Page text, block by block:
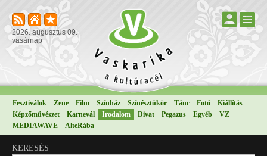
2026. augusztus 09.
vasárnap
Fesztiválok Zene Film Színház Színésztükör Tánc Fotó
Kiállítás
Képzőművészet
Karnevál Irodalom Divat Pegazus Egyéb
VZ
MEDIAWAVE
AlteRába
KERESÉS